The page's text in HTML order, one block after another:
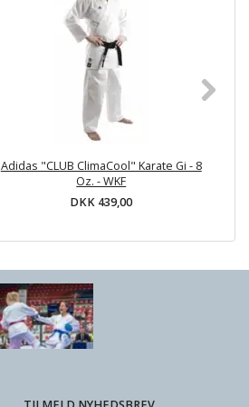
Adidas "CLUB ClimaCool" Karate Gi - 8
Oz. - WKF
DKK 439,00